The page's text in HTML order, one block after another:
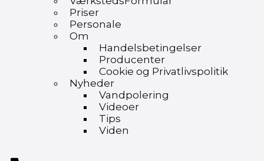
Priser
Personale
Om
Handelsbetingelser
Producenter
Cookie og Privatlivspolitik
Nyheder
Vandpolering
Videoer
Tips
Viden